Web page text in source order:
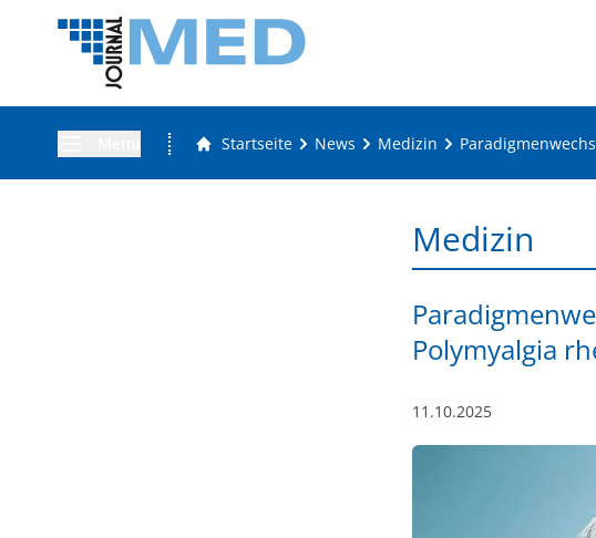
Startseite News Medizin
Medizin
Polymyalgia
11.10.2025